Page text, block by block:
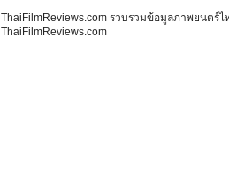
ThaiFilmReviews.com รวบรวมข้อมูลภาพยนตร์
ThaiFilmReviews.com